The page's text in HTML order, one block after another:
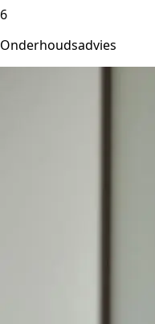
6
Onderhoudsadvies